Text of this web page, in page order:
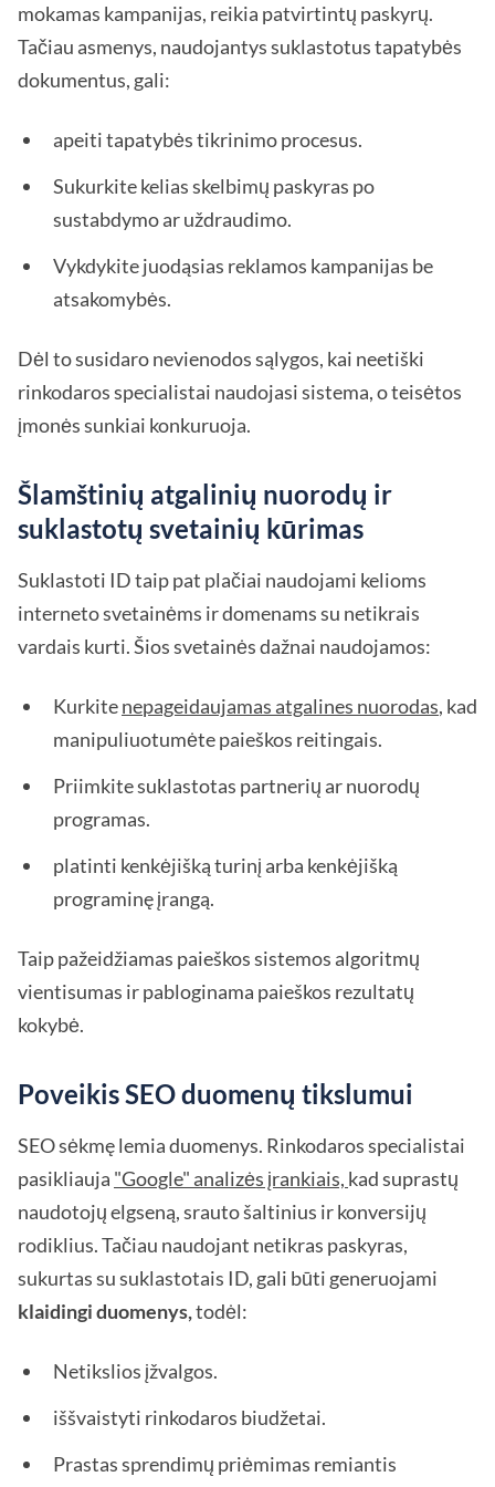
mokamas kampanijas, reikia patvirtintų paskyrų.
Tačiau asmenys, naudojantys suklastotus tapatybės
dokumentus, gali:
apeiti tapatybės tikrinimo procesus.
Sukurkite kelias skelbimų paskyras po
sustabdymo ar uždraudimo.
Vykdykite juodąsias reklamos kampanijas be
atsakomybės.
Dėl to susidaro nevienodos sąlygos, kai neetiški
rinkodaros specialistai naudojasi sistema, o teisėtos
įmonės sunkiai konkuruoja.
Šlamštinių atgalinių nuorodų ir
suklastotų svetainių kūrimas
Suklastoti ID taip pat plačiai naudojami kelioms
interneto svetainėms ir domenams su netikrais
vardais kurti. Šios svetainės dažnai naudojamos:
Kurkitenepageidaujamas atgalines nuorodas, kad
manipuliuotumėte paieškos reitingais.
Priimkite suklastotas partnerių ar nuorodų
programas.
platinti kenkėjišką turinį arba kenkėjišką
programinę įrangą.
Taip pažeidžiamas paieškos sistemos algoritmų
vientisumas ir pabloginama paieškos rezultatų
kokybė.
Poveikis SEO duomenų tikslumui
SEO sėkmę lemia duomenys. Rinkodaros specialistai
pasikliauja "Google" analizės įrankiais, kad suprastų
naudotojų elgseną, srauto šaltinius ir konversijų
rodiklius. Tačiau naudojant netikras paskyras,
sukurtas su suklastotais ID, gali būti generuojami
klaidingi duomenys,todėl:
Netikslios įžvalgos.
iššvaistyti rinkodaros biudžetai.
Prastas sprendimų priėmimas remiantis